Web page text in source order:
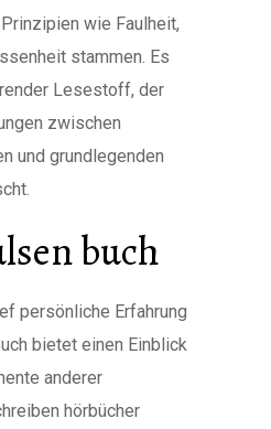
wie Faulheit,
stammen. Es
Lesestoff, der
zwischen
und grundlegenden
buch
persönliche Erfahrung
bietet einen Einblick
anderer
hörbücher